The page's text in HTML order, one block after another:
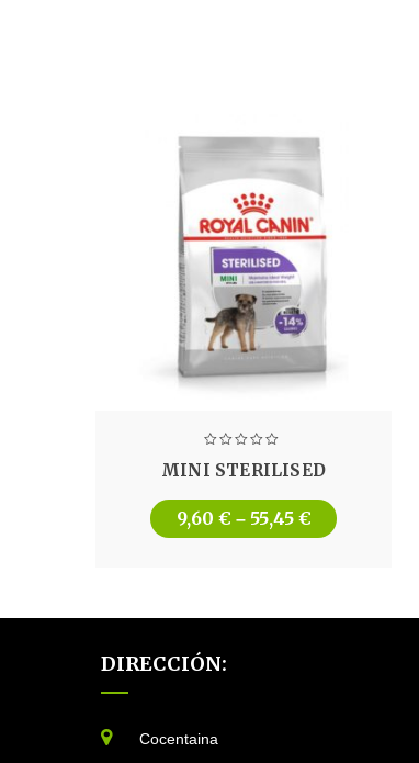
MINI STERILISED
9,60 € – 55,45 €
DIRECCIÓN:
Cocentaina